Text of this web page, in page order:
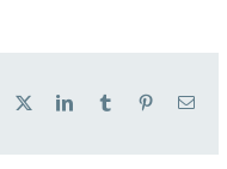
Facebook LinkedInTumblr PinterestEmail